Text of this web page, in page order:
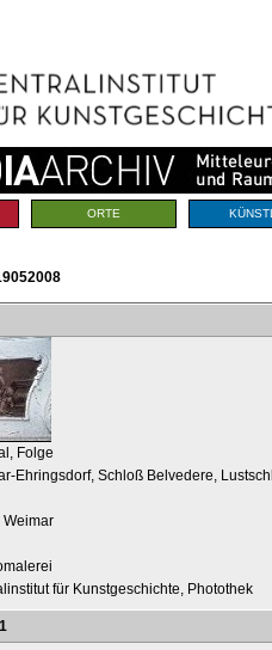
ORTE
Folge
Ehringsdorf, Schloß Belvedere,
Weimar
für Kunstgeschichte, Photothek